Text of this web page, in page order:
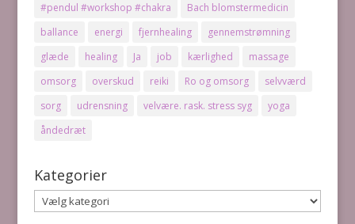
#pendul #workshop #chakra
Bach blomstermedicin
ballance
energi fjernhealing
gennemstrømning
glæde
healing Ja job kærlighed
massage
omsorg
overskud reiki Ro og omsorg
selvværd
sorg
udrensning velvære. rask. stress syg
yoga
åndedræt
Kategorier
Kategorier